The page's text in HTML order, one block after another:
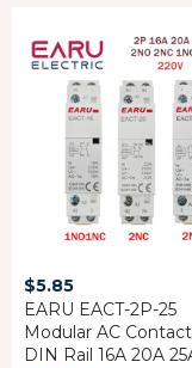
$5.85
EARU EACT-2P-25
Modular AC
DIN Rail 16A 20A